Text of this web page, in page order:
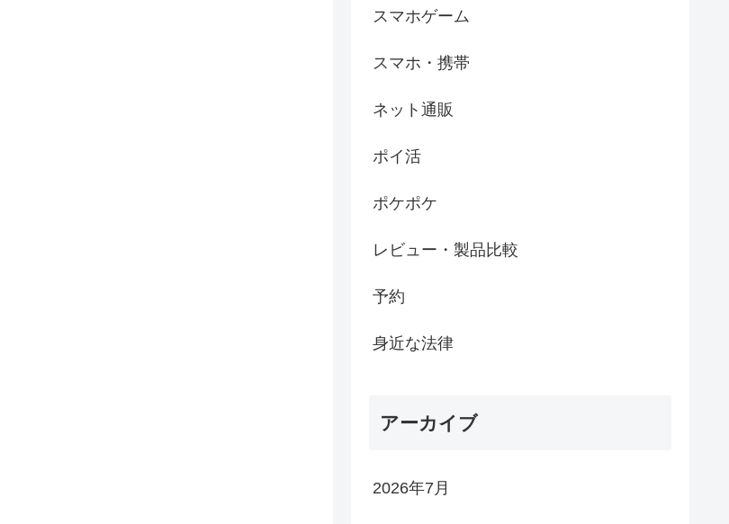
スマホゲーム
スマホ・携帯
ネット通販
ポイ活
ポケポケ
レビュー・製品比較
予約
身近な法律
アーカイブ
2026年7月